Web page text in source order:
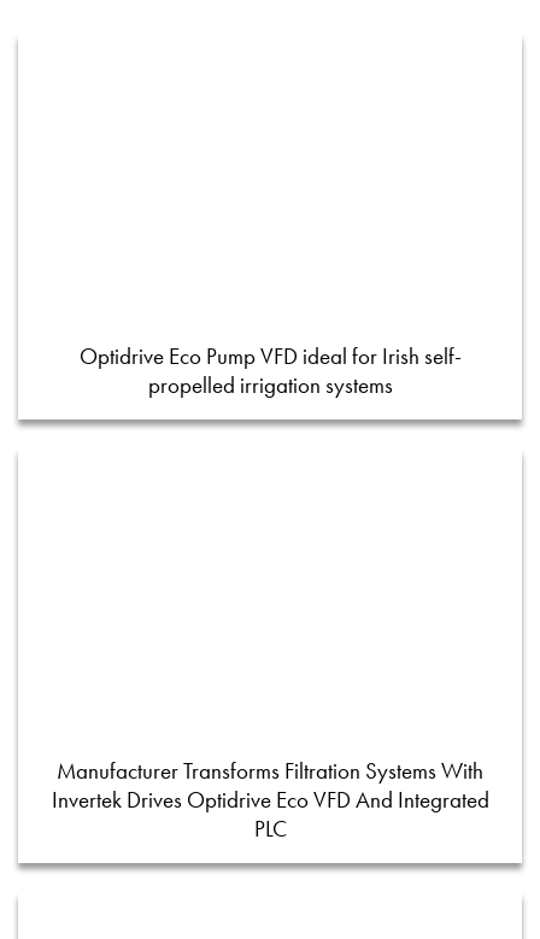
Optidrive Eco Pump VFD ideal for Irish self-
propelled irrigation systems
Manufacturer Transforms Filtration Systems With
Invertek Drives Optidrive Eco VFD And Integrated
PLC